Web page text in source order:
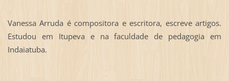
Vanessa Arruda é compositora e escritora, escreve artigos.
Estudou em Itupeva e na faculdade de pedagogia em
Indaiatuba.